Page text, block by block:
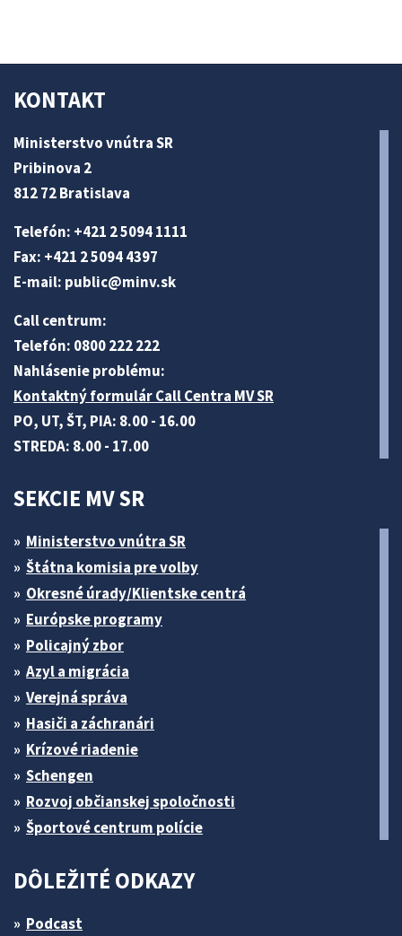
KONTAKT
Ministerstvo vnútra SR
Pribinova 2
812 72 Bratislava
Telefón: +421 2 5094 1111
Fax: +421 2 5094 4397
E-mail: public@minv.sk
Call centrum:
Telefón: 0800 222 222
Nahlásenie problému:
Kontaktný formulár Call Centra MV SR
PO, UT, ŠT, PIA: 8.00 - 16.00
STREDA: 8.00 - 17.00
SEKCIE MV SR
Ministerstvo vnútra SR
Štátna komisia pre volby
Okresné úrady/Klientske centrá
Európske programy
Policajný zbor
Azyl a migrácia
Verejná správa
Hasiči a záchranári
Krízové riadenie
Schengen
Rozvoj občianskej spoločnosti
Športové centrum polície
DÔLEŽITÉ ODKAZY
Podcast